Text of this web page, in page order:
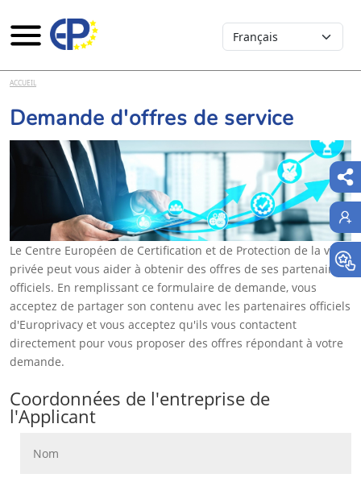
Aller au contenu principal
Select your language
ACCUEIL
Demande d'offres de service